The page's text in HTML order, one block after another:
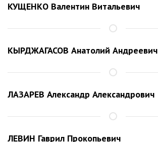
КУЩЕНКО Валентин Витальевич
КЫРДЖАГАСОВ Анатолий Андреевич
ЛАЗАРЕВ Александр Александрович
ЛЕВИН Гаврил Прокопьевич